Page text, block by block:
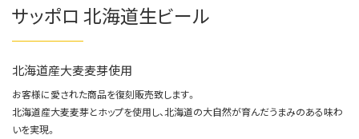
サッポロ 北海道生ビール
北海道産大麦麦芽使用
お客様に愛された商品を復刻販売致します。
北海道産大麦麦芽とホップを使用し、北海道の大自然が育んだうまみのある味わ
いを実現。